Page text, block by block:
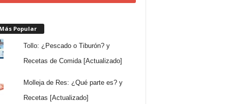
Popular
Tollo: ¿Pescado o Tiburón? y
Recetas de Comida [Actualizado]
Molleja de Res: ¿Qué parte es? y
Recetas [Actualizado]